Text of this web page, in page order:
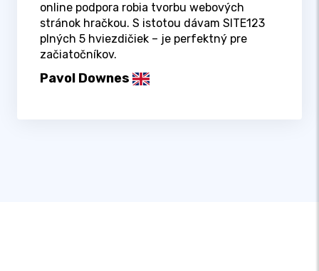
online podpora robia tvorbu webových
stránok hračkou. S istotou dávam SITE123
plných 5 hviezdičiek – je perfektný pre
začiatočníkov.
Pavol Downes